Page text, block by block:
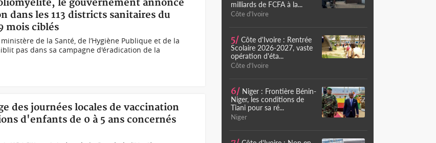
le gouvernement annonce
dans les 113 districts sanitaires du
mois ciblés
de la Santé, de l’Hygiène Publique et de la
pas dans sa campagne d'éradication de la
des journées locales de vaccination
d'enfants de 0 à 5 ans concernés
milliards de FCFA à la...
Côte d'Ivoire
5/ Côte d'Ivoire : Rentrée
Scolaire 2026-2027, vaste
opération d'éta...
Côte d'Ivoire
6/ Niger : Frontière Bénin-
Niger, les conditions de
Tiani pour sa ré...
Niger